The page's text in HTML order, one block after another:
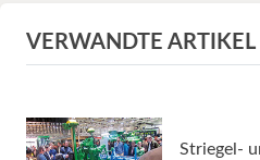
VERWANDTE ARTIKEL
Striegel-